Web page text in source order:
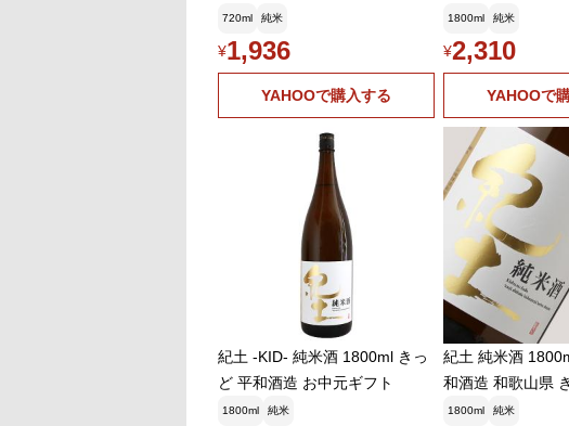
720ml 純米
¥1,936
YAHOOで購入する
1800ml 純米
¥2,310
YAHOOで
紀土 -KID- 純米酒 1800ml きっ
ど 平和酒造 お中元ギフト
1800ml 純米
紀土 純米酒
和酒造 和歌山県
1800ml 純米